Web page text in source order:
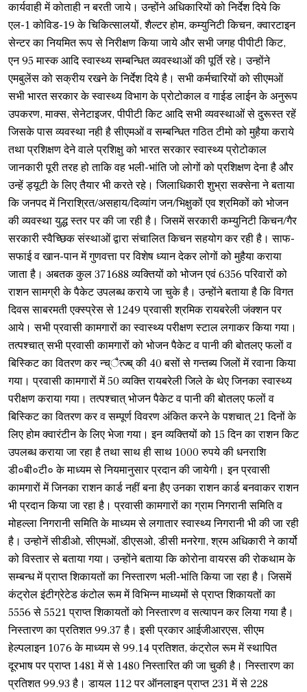
कार्यवाही में कोताही न बरती जाये। उन्होंने अधिकारियों को निर्देश दिये कि
एल-1 कोविड-19 के चिकित्सालयों, शैल्टर होम, कम्युनिटी किचन, क्वारटाइन
सेन्टर का नियमित रूप से निरीक्षण किया जाये और सभी जगह पीपीटी किट,
एन 95 मास्क आदि स्वास्थ्य सम्बन्धित व्यवस्थाओं की पूर्ति रहे। उन्होंने
एमबुलेंस को सक्रीय रखने के निर्देश दिये है। सभी कर्मचारियों को सीएमओं
सभी भारत सरकार के स्वास्थ्य विभाग के प्रोटोकाल व गाईड लाईन के अनुरूप
उपकरण, माक्स, सेनेटाइजर, पीपीटी किट आदि सभी व्यवस्थाओं से दुरूस्त रहें
जिसके पास व्यवस्था नही है सीएमओं व सम्बन्धित गठित टीमो को मुहैया कराये
तथा प्रशिक्षण देने वाले प्रशिक्षु को भारत सरकार स्वास्थ्य प्रोटोकाल
जानकारी पूरी तरह हो ताकि वह भली-भांति जो लोगों को प्रशिक्षण देना है और
उन्हें ड्यूटी के लिए तैयार भी करते रहे। जिलाधिकारी शुभ्रा सक्सेना ने बताया
कि जनपद में निराश्रित/असहाय/दिव्यांग जन/भिक्षुकों एव श्रमिकों को भोजन
की व्यवस्था युद्ध स्तर पर की जा रही है। जिसमें सरकारी कम्युनिटी किचन/गैर
सरकारी स्वैच्छिक संस्थाओं द्वारा संचालित किचन सहयोग कर रही है। साफ-
सफाई व खान-पान में गुणवत्ता पर विशेष ध्यान देकर लोगों को मुहैया कराया
जाता है। अबतक कुल 371688 व्यक्तियों को भोजन एवं 6356 परिवारों को
राशन सामग्री के पैकेट उपलब्ध कराये जा चुके है। उन्होंने बताया है कि विगत
दिवस साबरमती एक्स्प्रेस से 1249 प्रवासी श्रमिक रायबरेली जंक्शन पर
आये। सभी प्रवासी कामगारों का स्वास्थ्य परीक्षण स्टाल लगाकर किया गया।
तत्पश्चात् सभी प्रवासी कामगारों को भोजन पैकेट व पानी की बोतलए फलों व
बिस्किट का वितरण कर न्च्ैत्ज्ब् की 40 बसों से गन्तब्य जिलों में रवाना किया
गया। प्रवासी कामगारों में 50 व्यक्ति रायबरेली जिले के थेए जिनका स्वास्थ्य
परीक्षण कराया गया। तत्पश्चात् भोजन पैकेट व पानी की बोतलए फलों व
बिस्किट का वितरण कर व सम्पूर्ण विवरण अंकित करने के पशचात् 21 दिनों के
लिए होम क्वारंटीन के लिए भेजा गया। इन व्यक्तियों को 15 दिन का राशन किट
उपलब्ध कराया जा रहा है तथा साथ ही साथ 1000 रुपये की धनराशि
डी०बी०टी० के माध्यम से नियमानुसार प्रदान की जायेगी। इन प्रवासी
कामगारों में जिनका राशन कार्ड नहीं बना हैए उनका राशन कार्ड बनवाकर राशन
भी प्रदान किया जा रहा है। प्रवासी कामगारों का ग्राम निगरानी समिति व
मोहल्ला निगरानी समिति के माध्यम से लगातार स्वास्थ्य निगरानी भी की जा रही
है। उन्होनें सीडीओ, सीएमओं, डीएसओ, डीसी मनरेगा, श्रम अधिकारी ने कार्यो
को विस्तार से बताया गया। उन्होंने बताया कि कोरोना वायरस की रोकथाम के
सम्बन्ध में प्राप्त शिकायतों का निस्तारण भली-भांति किया जा रहा है। जिसमें
कंट्रोल इंटीग्रेटेड कंटोल रूम में विभिन्न माध्यमों से प्राप्त शिकायतों का
5556 से 5521 प्राप्त शिकायतों को निस्तारण व सत्यापन कर लिया गया है।
निस्तारण का प्रतिशत 99.37 है। इसी प्रकार आईजीआरएस, सीएम
हेल्पलाइन 1076 के माध्यम से 99.14 प्रतिशत, कंट्रोल रूम में स्थापित
दूरभाष पर प्राप्त 1481 में से 1480 निस्तारित की जा चुकी है। निस्तारण का
प्रतिशत 99.93 है। डायल 112 पर ऑनलाइन प्राप्त 231 में से 228